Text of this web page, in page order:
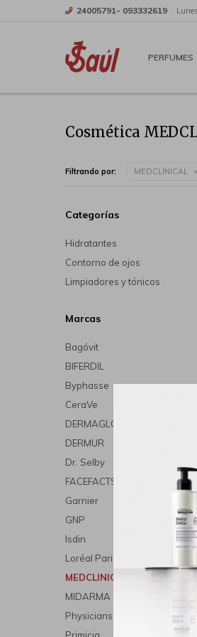
PERFUMES
24005791- 093332619
Cosmética
Filtrando por: MEDCLINICAL
Categorías
Hidratantes
Contorno de ojos
Limpiadores y tónicos
Marcas
Bagóvit
BIFERDIL
Byphasse
CeraVe
DERMAGLOS
DERMUR
Dr. Selby
FACEFACTS
Garnier
GNP
Isdin
Loréal Paris
MEDCLINICAL
MIDARMA
Physicians Formula